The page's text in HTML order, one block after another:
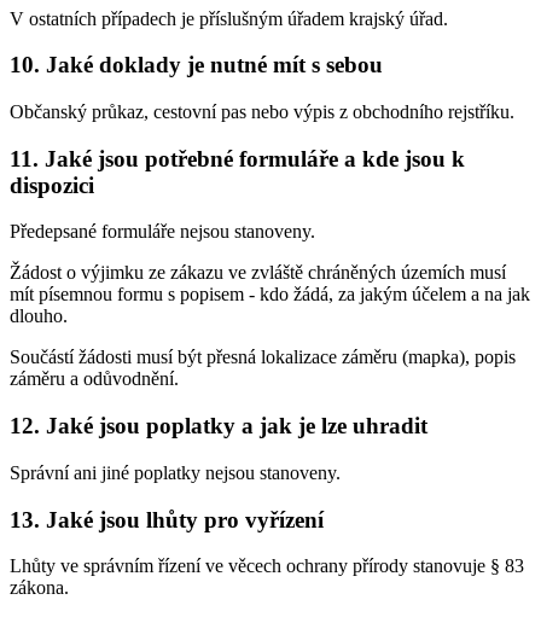
V ostatních případech je příslušným úřadem krajský úřad.
10. Jaké doklady je nutné mít s sebou
Občanský průkaz, cestovní pas nebo výpis z obchodního rejstříku.
11. Jaké jsou potřebné formuláře a kde jsou k
dispozici
Předepsané formuláře nejsou stanoveny.
Žádost o výjimku ze zákazu ve zvláště chráněných územích musí
mít písemnou formu s popisem - kdo žádá, za jakým účelem a na jak
dlouho.
Součástí žádosti musí být přesná lokalizace záměru (mapka), popis
záměru a odůvodnění.
12. Jaké jsou poplatky a jak je lze uhradit
Správní ani jiné poplatky nejsou stanoveny.
13. Jaké jsou lhůty pro vyřízení
Lhůty ve správním řízení ve věcech ochrany přírody stanovuje § 83
zákona.